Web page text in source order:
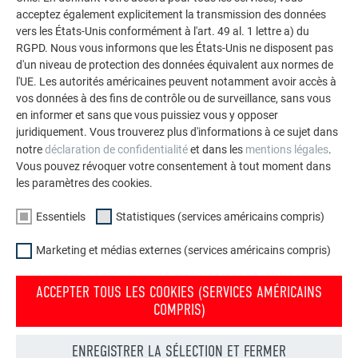
VOIR DAVANTAGE DE RÉFÉRENCES
acceptez également explicitement la transmission des données
vers les États-Unis conformément à l'art. 49 al. 1 lettre a) du
RGPD. Nous vous informons que les États-Unis ne disposent pas
d'un niveau de protection des données équivalent aux normes de
l'UE. Les autorités américaines peuvent notamment avoir accès à
vos données à des fins de contrôle ou de surveillance, sans vous
en informer et sans que vous puissiez vous y opposer
juridiquement. Vous trouverez plus d'informations à ce sujet dans
notredéclaration de confidentialitéet dans les mentions légales.
Vous pouvez révoquer votre consentement à tout moment dans
les paramètres des cookies.
Essentiels Statistiques (services américains compris)
Marketing et médias externes (services américains compris)
ACCEPTER TOUS LES COOKIES (SERVICES AMÉRICAINS
COMPRIS)
ENREGISTRER LA SÉLECTION ET FERMER